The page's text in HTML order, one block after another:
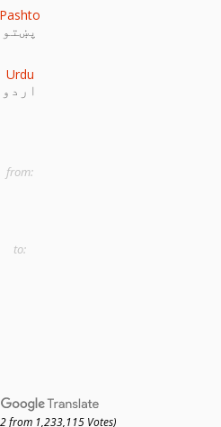
Pashto
پښتو
Urdu
اردو
from 1,233,115 Votes)